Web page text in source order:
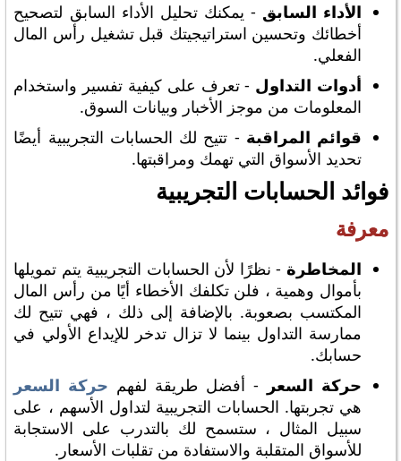
الأداء السابق - يمكنك تحليل الأداء السابق لتصحيح
أخطائك وتحسين استراتيجيتك قبل تشغيل رأس المال
الفعلي.
أدوات التداول - تعرف على كيفية تفسير واستخدام
المعلومات من موجز الأخبار وبيانات السوق.
قوائم المراقبة - تتيح لك الحسابات التجريبية أيضًا
تحديد الأسواق التي تهمك ومراقبتها.
فوائد الحسابات التجريبية
معرفة
المخاطرة - نظرًا لأن الحسابات التجريبية يتم تمويلها
بأموال وهمية ، فلن تكلفك الأخطاء أيًا من رأس المال
المكتسب بصعوبة. بالإضافة إلى ذلك ، فهي تتيح لك
ممارسة التداول بينما لا تزال تدخر للإيداع الأولي في
حسابك.
حركة السعر
- أفضل طريقة لفهم حركة السعر
هي تجربتها. الحسابات التجريبية لتداول الأسهم ، على
سبيل المثال ، ستسمح لك بالتدرب على الاستجابة
للأسواق المتقلبة والاستفادة من تقلبات الأسعار.